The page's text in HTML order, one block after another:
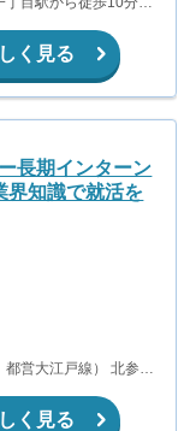
く見る
長期インターン
界知識で就活を
営大江戸線） 北参道
く見る